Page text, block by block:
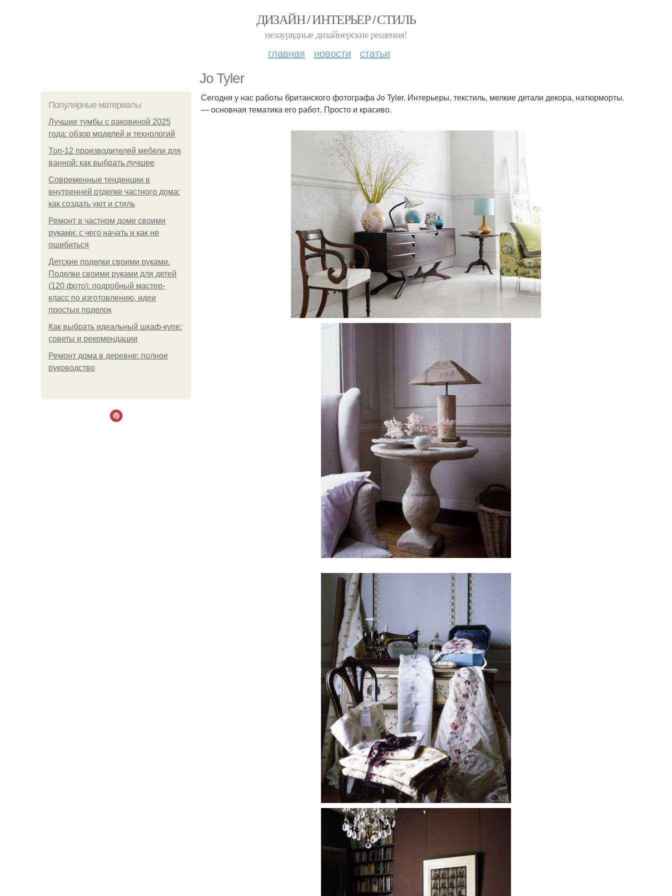
ДИЗАЙН / ИНТЕРЬЕР / СТИЛЬ
незаурядные дизайнерские решения!
главная новости статьи
Jo Tyler
Популярные материалы
Лучшие тумбы с раковиной 2025
года: обзор моделей и технологий
Топ-12 производителей мебели для
ванной: как выбрать лучшее
Современные тенденции в
внутренней отделке частного дома:
как создать уют и стиль
Ремонт в частном доме своими
руками: с чего начать и как не
ошибиться
Детские поделки своими руками.
Поделки своими руками для детей
(120 фото): подробный мастер-
класс по изготовлению, идеи
простых поделок
Как выбрать идеальный шкаф-купе:
советы и рекомендации
Ремонт дома в деревне: полное
руководство
Сегодня у нас работы британского фотографа Jo Tyler. Интерьеры, текстиль, мелкие детали декора, натюрморты.
— основная тематика его работ. Просто и красиво.